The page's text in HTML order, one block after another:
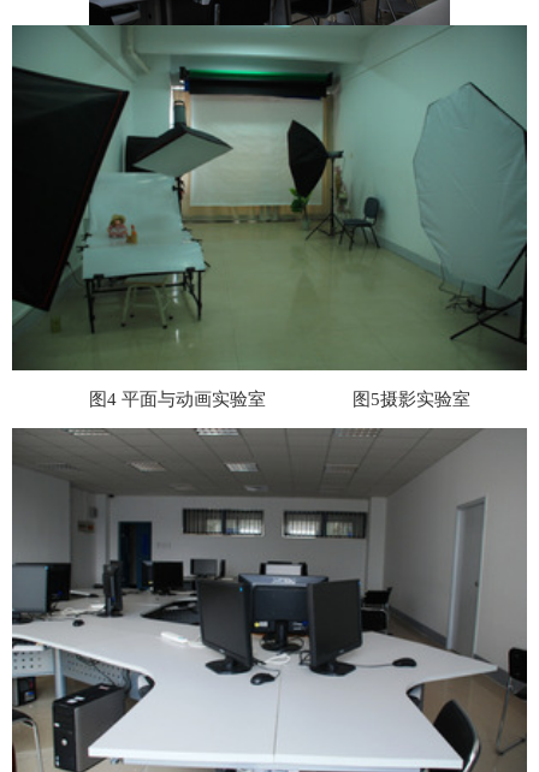
图4平面与动画实验室 图 5摄影实验室